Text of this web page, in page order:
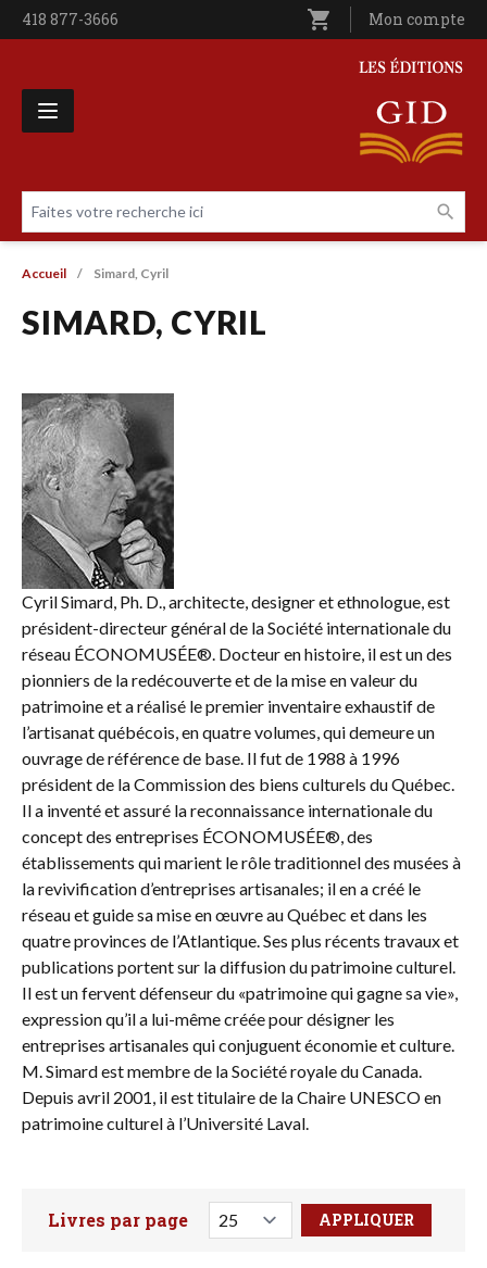
Aller au contenu principal
Téléphone
418 877-3666 shopping_cart Utilisateur
Mon compte
Les Éditions GID
Faites votre recherche ici
Livres par page
Fil d'Ariane
Accueil Simard, Cyril
SIMARD, CYRIL
Cyril Simard, Ph. D., architecte, designer et ethnologue, est
président-directeur général de la Société internationale du
réseau ÉCONOMUSÉE®. Docteur en histoire, il est un des
pionniers de la redécouverte et de la mise en valeur du
patrimoine et a réalisé le premier inventaire exhaustif de
l’artisanat québécois, en quatre volumes, qui demeure un
ouvrage de référence de base. Il fut de 1988 à 1996
président de la Commission des biens culturels du Québec.
Il a inventé et assuré la reconnaissance internationale du
concept des entreprises ÉCONOMUSÉE®, des
établissements qui marient le rôle traditionnel des musées à
la revivification d’entreprises artisanales; il en a créé le
réseau et guide sa mise en œuvre au Québec et dans les
quatre provinces de l’Atlantique. Ses plus récents travaux et
publications portent sur la diffusion du patrimoine culturel.
Il est un fervent défenseur du «patrimoine qui gagne sa vie»,
expression qu’il a lui-même créée pour désigner les
entreprises artisanales qui conjuguent économie et culture.
M. Simard est membre de la Société royale du Canada.
Depuis avril 2001, il est titulaire de la Chaire UNESCO en
patrimoine culturel à l’Université Laval.
Faites votre recherche ici
Livres par page